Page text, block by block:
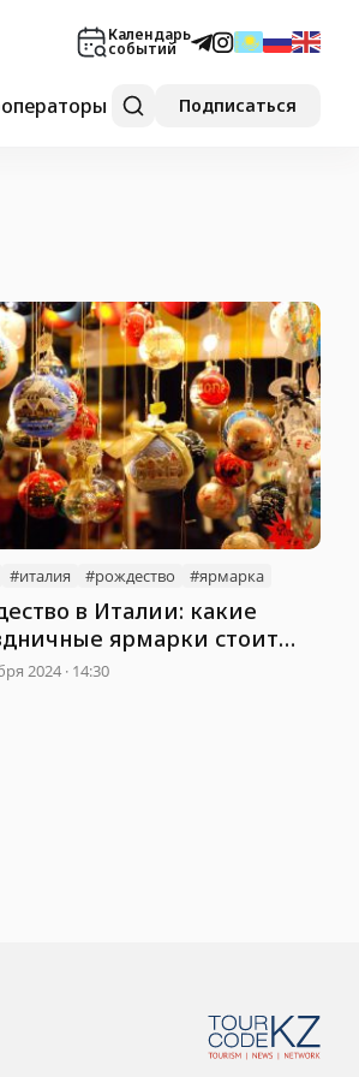
Календарь
событий
Подписаться
#италия #рождество #ярмарка
в Италии: какие
ярмарки стоит
2024 · 14:30